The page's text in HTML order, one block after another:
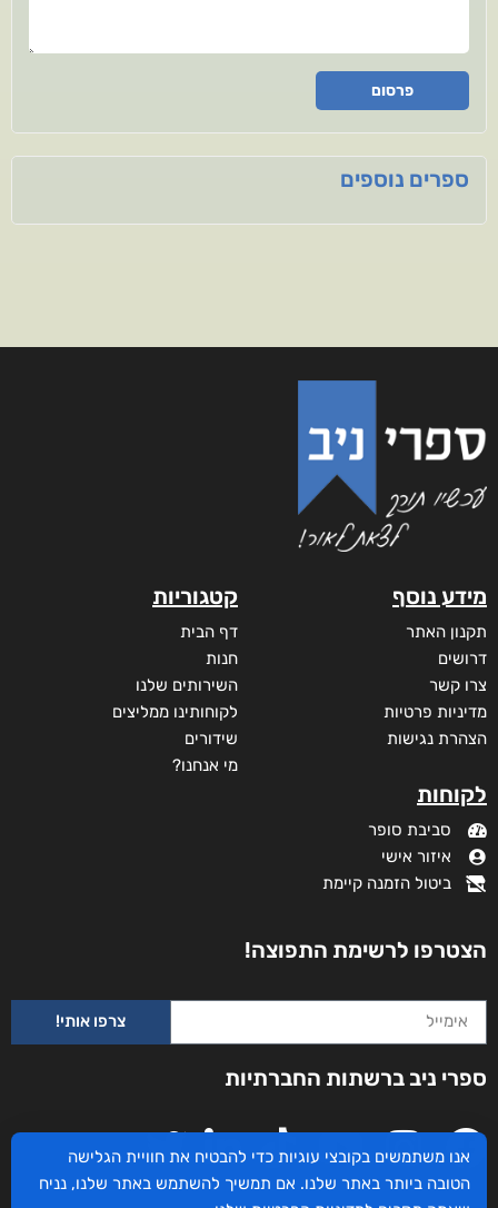
פרסום
ספרים נוספים
מידע נוסף
תקנון האתר
דרושים
צרו קשר
מדיניות פרטיות
הצהרת נגישות
לקוחות
סביבת סופר
איזור אישי
ביטול הזמנה קיימת
קטגוריות
דף הבית
חנות
השירותים שלנו
לקוחותינו ממליצים
שידורים
מי אנחנו?
הצטרפו לרשימת התפוצה!
צרפו אותי!
ספרי ניב ברשתות החברתיות
אנו משתמשים בקובצי עוגיות כדי להבטיח את חוויית הגלישה
הטובה ביותר באתר שלנו. אם תמשיך להשתמש באתר שלנו, נניח